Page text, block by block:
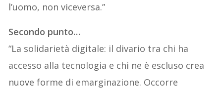
l’uomo, non viceversa.”
Secondo punto…
“La solidarietà digitale: il divario tra chi ha
accesso alla tecnologia e chi ne è escluso crea
nuove forme di emarginazione. Occorre